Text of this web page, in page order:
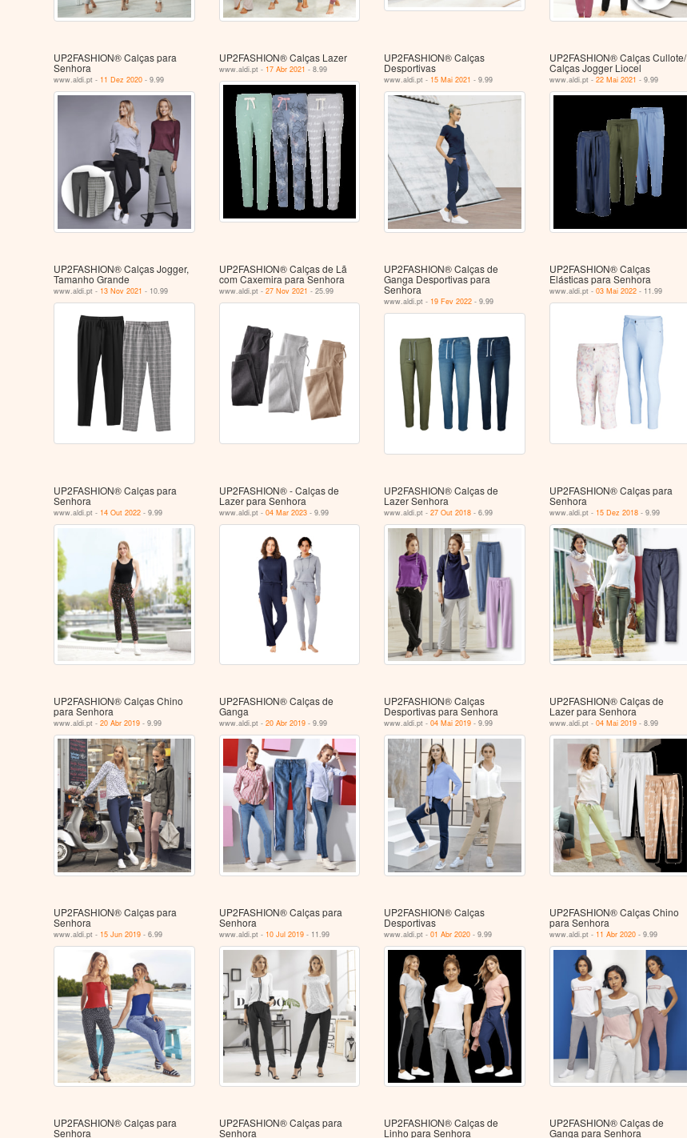
UP2FASHION® Calças para
Senhora
www.aldi.pt - 11 Dez 2020 - 9.99
UP2FASHION® Calças Lazer
www.aldi.pt - 17 Abr 2021 - 8.99
UP2FASHION® Calças
Desportivas
www.aldi.pt - 15 Mai 2021 - 9.99
UP2FASHION® Calças Cullote/
Calças Jogger Liocel
www.aldi.pt - 22 Mai 2021 - 9.99
UP2FASHION® Calças Jogger,
Tamanho Grande
www.aldi.pt - 13 Nov 2021 - 10.99
UP2FASHION® Calças de Lã
com Caxemira para Senhora
www.aldi.pt - 27 Nov 2021 - 25.99
UP2FASHION® Calças de
Ganga Desportivas para
Senhora
www.aldi.pt - 19 Fev 2022 - 9.99
UP2FASHION® Calças
Elásticas para Senhora
www.aldi.pt - 03 Mai 2022- 11.99
UP2FASHION® Calças para
Senhora
www.aldi.pt - 14 Out 2022 - 9.99
UP2FASHION® - Calças de
Lazer para Senhora
www.aldi.pt - 04 Mar 2023- 9.99
UP2FASHION® Calças de
Lazer Senhora
www.aldi.pt -27 Out 2018 - 6.99
UP2FASHION® Calças para
Senhora
www.aldi.pt - 15 Dez 2018- 9.99
UP2FASHION® Calças Chino
para Senhora
www.aldi.pt -20 Abr 2019 - 9.99
UP2FASHION® Calças de
Ganga
www.aldi.pt - 20 Abr 2019- 9.99
UP2FASHION® Calças
Desportivas para Senhora
www.aldi.pt -04 Mai 2019 - 9.99
UP2FASHION® Calças de
Lazer para Senhora
www.aldi.pt - 04 Mai 2019- 8.99
UP2FASHION® Calças para
Senhora
www.aldi.pt - 15 Jun 2019 - 6.99
UP2FASHION® Calças para
Senhora
www.aldi.pt - 10 Jul 2019- 11.99
UP2FASHION® Calças
Desportivas
www.aldi.pt -01 Abr 2020 - 9.99
UP2FASHION® Calças Chino
para Senhora
www.aldi.pt - 11 Abr 2020- 9.99
UP2FASHION® Calças para
Senhora
UP2FASHION® Calças para
Senhora
UP2FASHION® Calças de
Linho para Senhora
UP2FASHION® Calças de
Ganga para Senhora